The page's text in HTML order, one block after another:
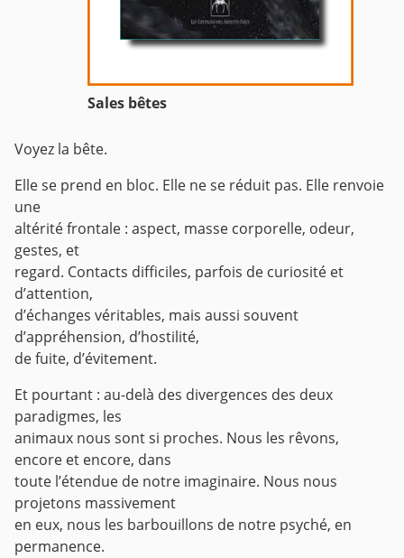
Sales bêtes
Voyez la bête.
Elle se prend en bloc. Elle ne se réduit pas. Elle renvoie
une
altérité frontale : aspect, masse corporelle, odeur,
gestes, et
regard. Contacts difficiles, parfois de curiosité et
d’attention,
d’échanges véritables, mais aussi souvent
d’appréhension, d’hostilité,
de fuite, d’évitement.
Et pourtant : au-delà des divergences des deux
paradigmes, les
animaux nous sont si proches. Nous les rêvons,
encore et encore, dans
toute l’étendue de notre imaginaire. Nous nous
projetons massivement
en eux, nous les barbouillons de notre psyché, en
permanence.